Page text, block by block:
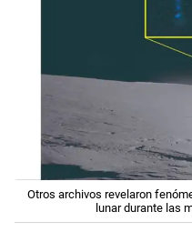
Otros archivos revelaron
lunar durante las